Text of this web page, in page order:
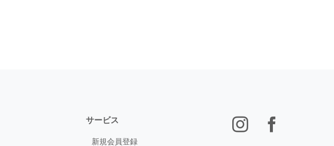
サービス
新規会員登録